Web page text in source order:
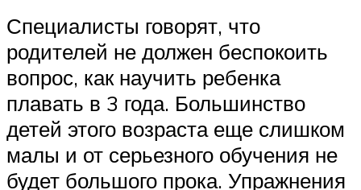
Специалисты говорят, что
родителей не должен беспокоить
вопрос, как научить ребенка
плавать в 3 года. Большинство
детей этого возраста еще слишком
малы и от серьезного обучения не
будет большого прока. Упражнения